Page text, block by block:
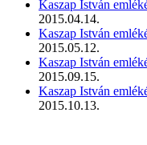
Kaszap István
2015.04.14.
Kaszap István
2015.05.12.
Kaszap István
2015.09.15.
Kaszap István
2015.10.13.